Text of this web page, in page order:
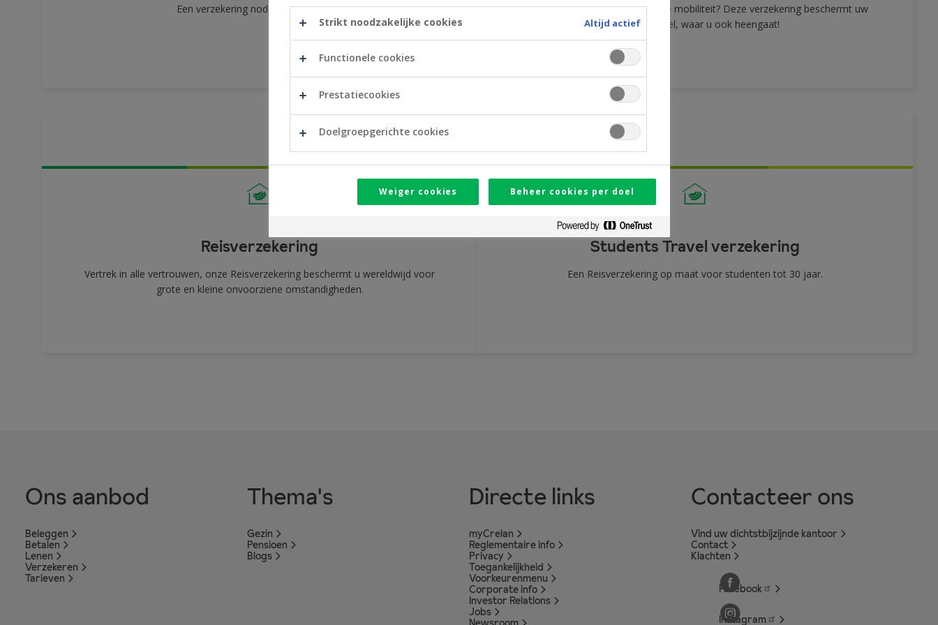
Een verzekering nodig voor uw auto?
Bent u een liefhebber van zachte mobiliteit? Deze verzekering beschermt uw
vervoermiddel, waar u ook heengaat!
Reisverzekering
Vertrek in alle vertrouwen, onze Reisverzekering beschermt u wereldwijd voor
grote en kleine onvoorziene omstandigheden.
Students Travel verzekering
Een Reisverzekering op maat voor studenten tot 30 jaar.
Ons aanbod
Beleggen
Betalen
Lenen
Verzekeren
Tarieven
Thema's
Gezin
Pensioen
Blogs
Directe links
myCrelan
Reglementaire info
Privacy
Toegankelijkheid
Voorkeurenmenu
Corporate info
Investor Relations
Jobs
Contacteer ons
Vind uw dichtstbijzijnde kantoor
Contact
Klachten
Facebook
Instagram
Strikt noodzakelijke cookies Altijd actief
Functionele cookies
Prestatiecookies
Doelgroepgerichte cookies
Weiger cookies Beheer cookies per doel